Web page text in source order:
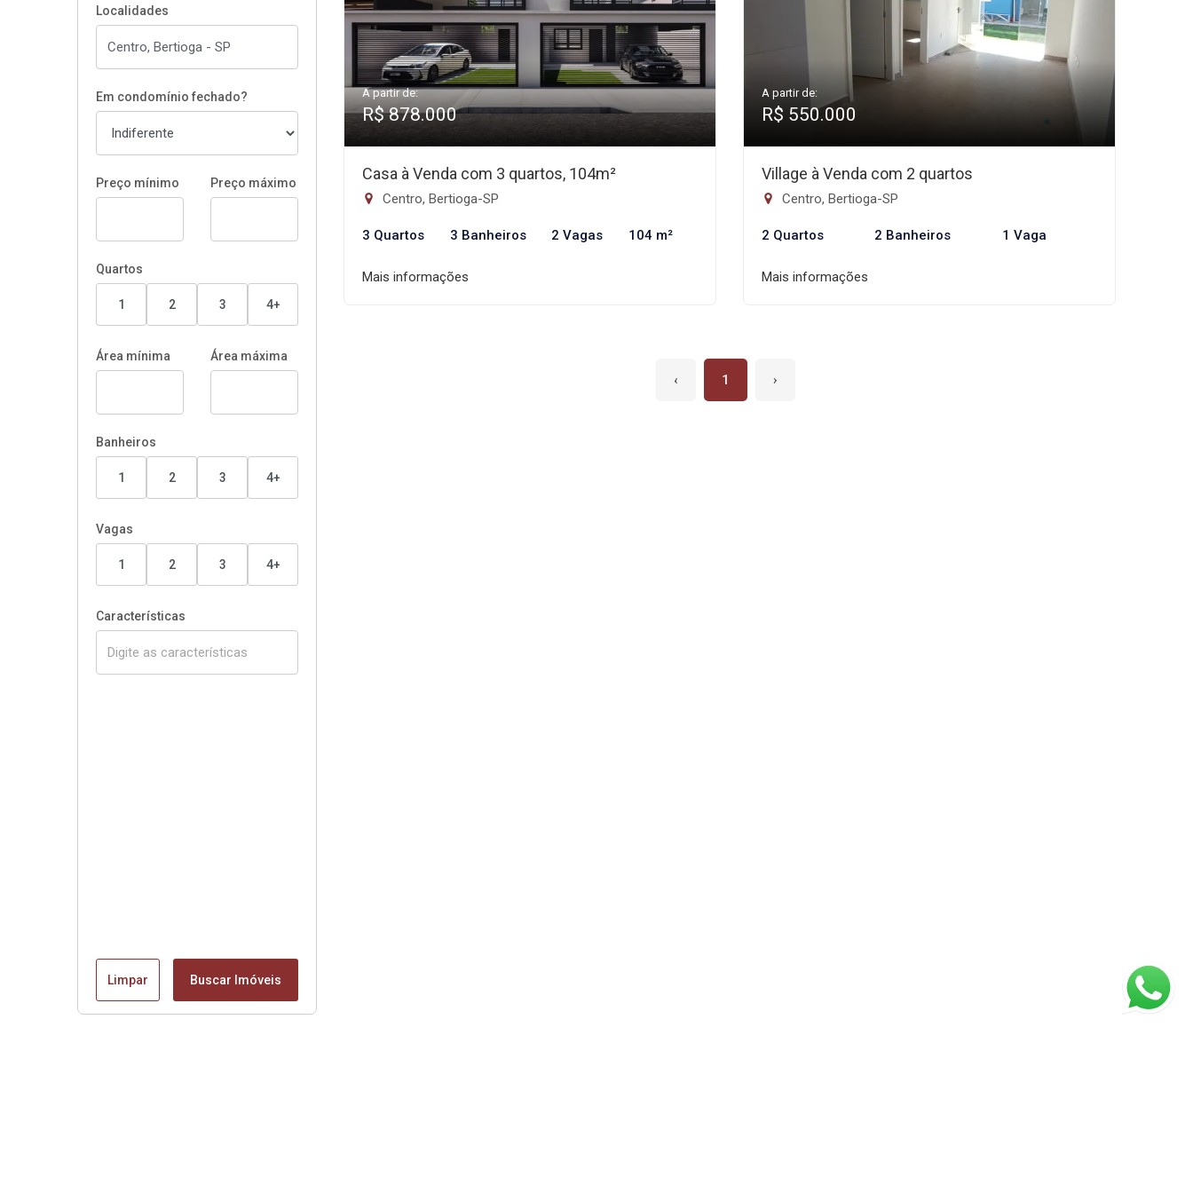
Localidades
Em condomínio fechado?
Preço mínimo Preço máximo
Quartos
1 2 3 4+
Área mínima Área máxima
Banheiros
1 2 3 4+
Vagas
1 2 3 4+
Características
Limpar Buscar Imóveis
A partir de:
R$ 878.000
Casa à Venda com 3 quartos, 104m²
Centro, Bertioga-SP
3 Quartos 3 Banheiros 2 Vagas 104 m²
Mais informações
A partir de:
R$ 550.000
Village à Venda com 2 quartos
Centro, Bertioga-SP
2 Quartos 2 Banheiros 1 Vaga
Mais informações
‹ 1 ›